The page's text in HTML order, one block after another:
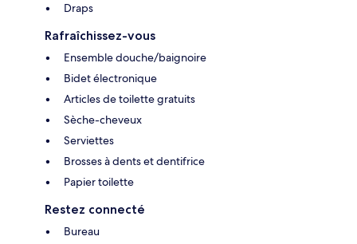
Draps
Rafraîchissez-vous
Ensemble douche/baignoire
Bidet électronique
Articles de toilette gratuits
Sèche-cheveux
Serviettes
Brosses à dents et dentifrice
Papier toilette
Restez connecté
Bureau